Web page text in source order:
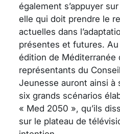
également s’appuyer
elle qui doit prendre le
actuelles dans
présentes et futures.
édition de Méditerranée
représentants du
Jeunesse auront ainsi à
six grands scénarios
« Med 2050 », qu’ils
sur le plateau de